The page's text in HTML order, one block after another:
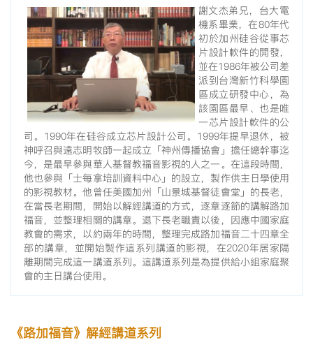
謝文杰弟兄，台大電
機系畢業，在80年代
初於加州硅谷從事芯
片設計軟件的開發，
並在1986年被公司差
派到台灣新竹科學園
區成立研發中心，為
該園區最早、也是唯
一芯片設計軟件的公
司。1990年在硅谷成立芯片設計公司。1999年提早退休，被
神呼召與遠志明牧師一起成立「神州傳播協會」擔任總幹事迄
今，是最早參與華人基督教福音影視的人之一。在這段時間，
他也參與「士每拿培訓資料中心」的設立，製作供主日學使用
的影視教材。他曾任美國加州「山景城基督徒會堂」的長老，
在當長老期間，開始以解經講道的方式，逐章逐節的講解路加
福音，並整理相關的講章。退下長老職責以後，因應中國家庭
教會的需求，以約兩年的時間，整理完成路加福音二十四章全
部的講章，並開始製作這系列講道的影視，在2020年居家隔
離期間完成這一講道系列。這講道系列是為提供給小組家庭聚
會的主日講台使用。
《路加福音》解經講道系列